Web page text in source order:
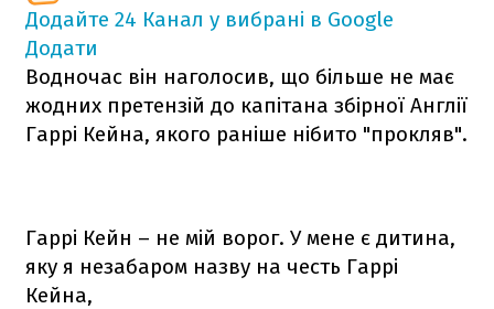
Додайте 24 Канал у вибрані в Google
Додати
Водночас він наголосив, що більше не має
жодних претензій до капітана збірної Англії
Гаррі Кейна, якого раніше нібито "прокляв".
Гаррі Кейн – не мій ворог. У мене є дитина,
яку я незабаром назву на честь Гаррі
Кейна,